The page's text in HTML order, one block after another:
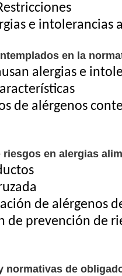
e intolerancias
en la
alergias e
de alérgenos
en alergias
de alérgenos
de prevención de
normativas de